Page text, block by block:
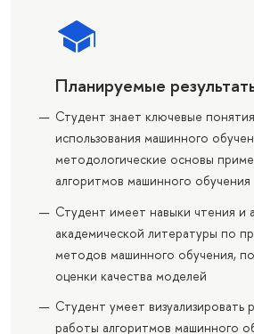
Планируемые
Студент знает ключевые
использования машинного
методологические основы
алгоритмов машинного обучения
Студент имеет навыки чтения и
академической литературы по
методов машинного обучения,
оценки качества моделей
Студент умеет визуализировать
работы алгоритмов машинного